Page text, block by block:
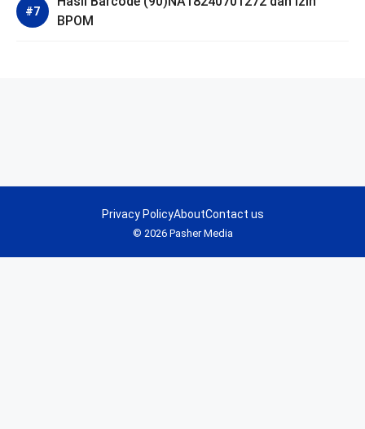
BPOM
© 2026 Pasher Media
Privacy PolicyAboutContact us